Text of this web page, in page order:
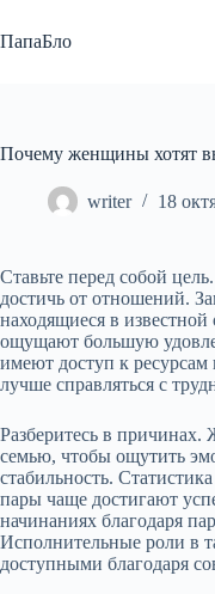
к
сути
ПапаБло
Почему женщины хотят
writer 18
Ставьте перед собой
достичь от отношений.
находящиеся в известной
ощущают большую
имеют доступ к
лучше справляться с
Разберитесь в причинах.
семью, чтобы ощутить
стабильность.
пары чаще достигают
начинаниях благодаря
Исполнительные роли в
доступными благодаря